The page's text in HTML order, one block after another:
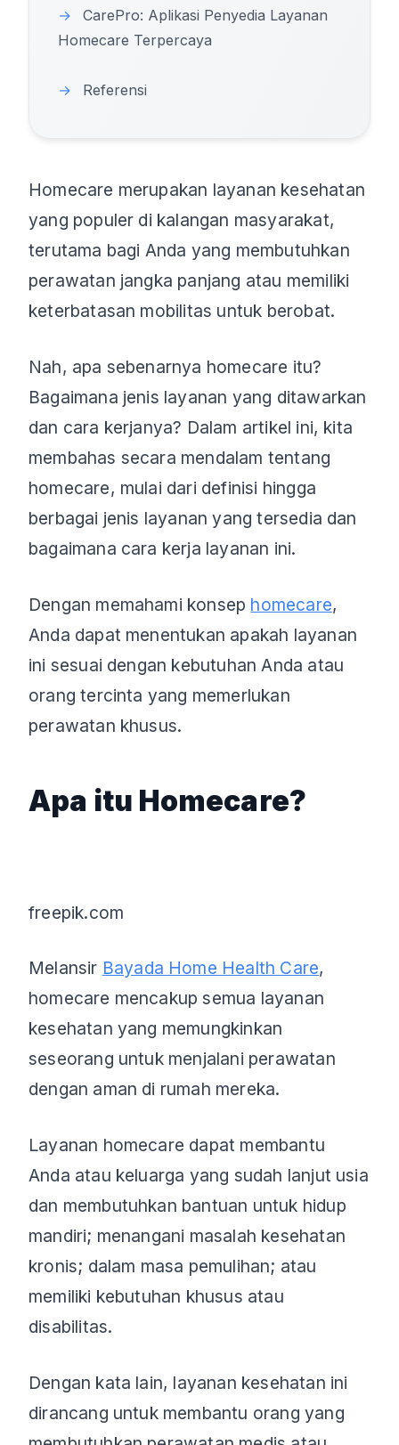
→
CarePro: Aplikasi Penyedia Layanan
Homecare Terpercaya
→ Referensi
Homecare merupakan layanan kesehatan
yang populer di kalangan masyarakat,
terutama bagi Anda yang membutuhkan
perawatan jangka panjang atau memiliki
keterbatasan mobilitas untuk berobat.
Nah, apa sebenarnya homecare itu?
Bagaimana jenis layanan yang ditawarkan
dan cara kerjanya? Dalam artikel ini, kita
membahas secara mendalam tentang
homecare, mulai dari definisi hingga
berbagai jenis layanan yang tersedia dan
bagaimana cara kerja layanan ini.
Dengan memahami konsep homecare,
Anda dapat menentukan apakah layanan
ini sesuai dengan kebutuhan Anda atau
orang tercinta yang memerlukan
perawatan khusus.
Apa itu Homecare?
freepik.com
Melansir Bayada Home Health Care,
homecare mencakup semua layanan
kesehatan yang memungkinkan
seseorang untuk menjalani perawatan
dengan aman di rumah mereka.
Layanan homecare dapat membantu
Anda atau keluarga yang sudah lanjut usia
dan membutuhkan bantuan untuk hidup
mandiri; menangani masalah kesehatan
kronis; dalam masa pemulihan; atau
memiliki kebutuhan khusus atau
disabilitas.
Dengan kata lain, layanan kesehatan ini
dirancang untuk membantu orang yang